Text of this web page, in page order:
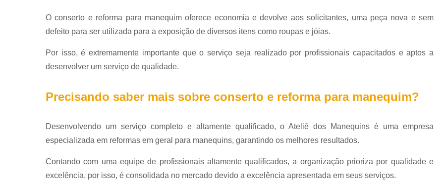
Empresa de Manequim
Empresa de Manequim
Empresa de Manequim
Locação
Locação de Manequim
Locação de Manequim
Locação
Locação
O conserto e reforma para manequim oferece economia e devolve aos solicitantes, uma peça nova e sem
defeito para ser utilizada para a exposição de diversos itens como roupas e jóias.
Por isso, é extremamente importante que o serviço seja realizado por profissionais capacitados e aptos a
desenvolver um serviço de qualidade.
Precisando saber mais sobre conserto e reforma para manequim?
Desenvolvendo um serviço completo e altamente qualificado, o Ateliê dos Manequins é uma empresa
especializada em reformas em geral para manequins, garantindo os melhores resultados.
Contando com uma equipe de profissionais altamente qualificados, a organização prioriza por qualidade e
excelência, por isso, é consolidada no mercado devido a excelência apresentada em seus serviços.